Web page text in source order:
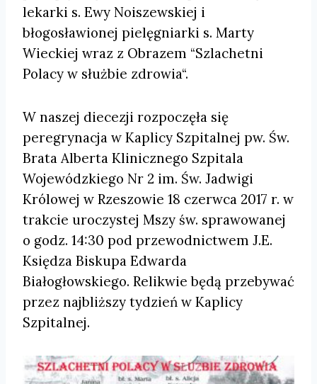
lekarki s. Ewy Noiszewskiej i
błogosławionej pielęgniarki s. Marty
Wieckiej wraz z Obrazem “Szlachetni
Polacy w służbie zdrowia“.
W naszej diecezji rozpoczęła się
peregrynacja w Kaplicy Szpitalnej pw. Św.
Brata Alberta Klinicznego Szpitala
Wojewódzkiego Nr 2 im. Św. Jadwigi
Królowej w Rzeszowie 18 czerwca 2017 r. w
trakcie uroczystej Mszy św. sprawowanej
o godz. 14:30 pod przewodnictwem J.E.
Księdza Biskupa Edwarda
Białogłowskiego. Relikwie będą przebywać
przez najbliższy tydzień w Kaplicy
Szpitalnej.